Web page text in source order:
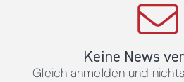
Keine News
Gleich anmelden und